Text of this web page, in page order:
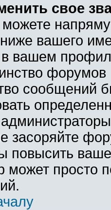
свое
вашего
вашем
форумов
сообщений
засоряйте
повысить
может просто